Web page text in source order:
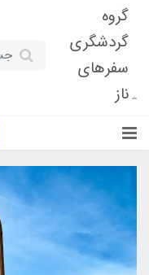
گروه
گردشگری
سفرهای
ناز